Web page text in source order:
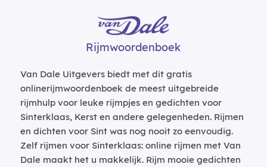
Rijmwoordenboek
Van Dale Uitgevers biedt met dit gratis
onlinerijmwoordenboek de meest uitgebreide
rijmhulp voor leuke rijmpjes en gedichten voor
Sinterklaas, Kerst en andere gelegenheden. Rijmen
en dichten voor Sint was nog nooit zo eenvoudig.
Zelf rijmen voor Sinterklaas: online rijmen met Van
Dale maakt het u makkelijk. Rijm mooie gedichten